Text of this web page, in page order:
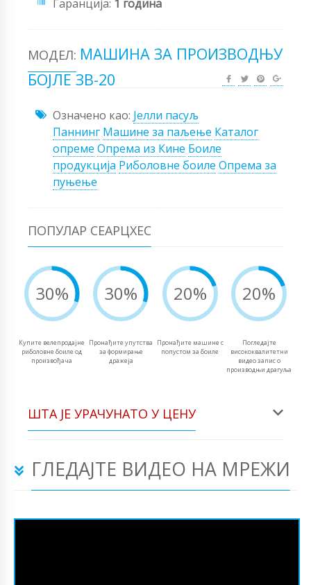
Гаранција: 1 година
МОДЕЛ: МАШИНА ЗА ПРОИЗВОДЊУ
БОЈЛЕ ЗВ-20
Означено као: Јелли пасуљ
Паннинг Машине за паљење Каталог
опреме Опрема из Кине Боиле
продукција Риболовне боиле Опрема за
пуњење
ПОПУЛАР СЕАРЦХЕС
30%
Купите велепродајне
риболовне боиле од
произвођача
30%
Пронађите упутства
за формирање
дражеја
20%
Пронађите машине с
попустом за боиле
20%
Погледајте
висококвалитетни
видео запис о
производњи драгуља
ШТА ЈЕ УРАЧУНАТО У ЦЕНУ
ГЛЕДАЈТЕ ВИДЕО НА МРЕЖИ